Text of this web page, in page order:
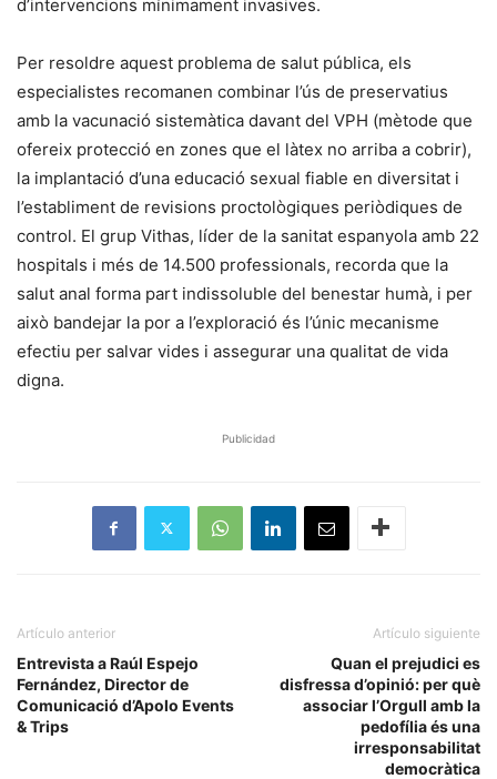
d’intervencions mínimament invasives.
Per resoldre aquest problema de salut pública, els
especialistes recomanen combinar l’ús de preservatius
amb la vacunació sistemàtica davant del VPH (mètode que
ofereix protecció en zones que el làtex no arriba a cobrir),
la implantació d’una educació sexual fiable en diversitat i
l’establiment de revisions proctològiques periòdiques de
control. El grup Vithas, líder de la sanitat espanyola amb 22
hospitals i més de 14.500 professionals, recorda que la
salut anal forma part indissoluble del benestar humà, i per
això bandejar la por a l’exploració és l’únic mecanisme
efectiu per salvar vides i assegurar una qualitat de vida
digna.
Publicidad
Artículo anterior
Entrevista a Raúl Espejo
Fernández, Director de
Comunicació d’Apolo Events
& Trips
Artículo siguiente
Quan el prejudici es
disfressa d’opinió: per què
associar l’Orgull amb la
pedofília és una
irresponsabilitat
democràtica